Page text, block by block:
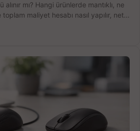
mı? Hangi ürünlerde mantıklı, ne
maliyet hesabı nasıl yapılır, net